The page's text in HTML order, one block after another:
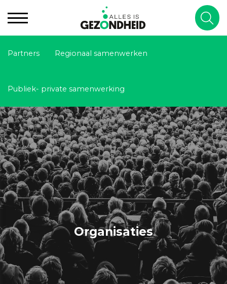
Partners Regionaal samenwerken
Publiek- private samenwerking
Organisaties